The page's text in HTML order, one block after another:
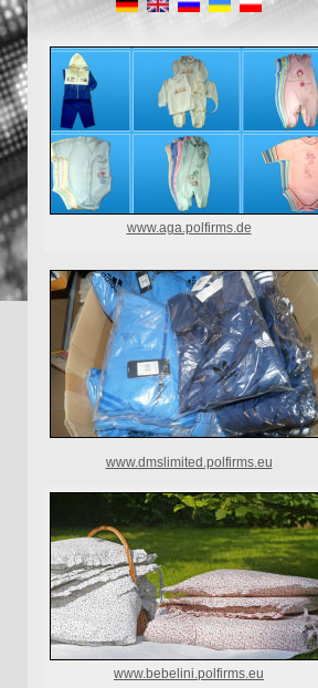
www.aga.polfirms.de
www.dmslimited.polfirms.eu
www.bebelini.polfirms.eu